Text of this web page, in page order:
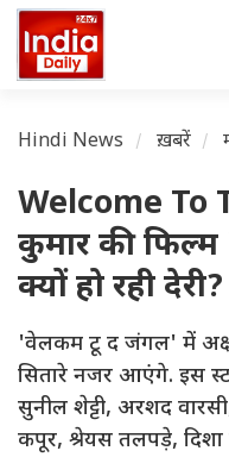
Hindi News ख़बरें
Welcome To
कुमार की
क्यों हो रही
'वेलकम टू द जंगल' में
सितारे नजर आएंगे. इस
सुनील शेट्टी, अरशद
कपूर, श्रेयस तलपड़े, दिशा